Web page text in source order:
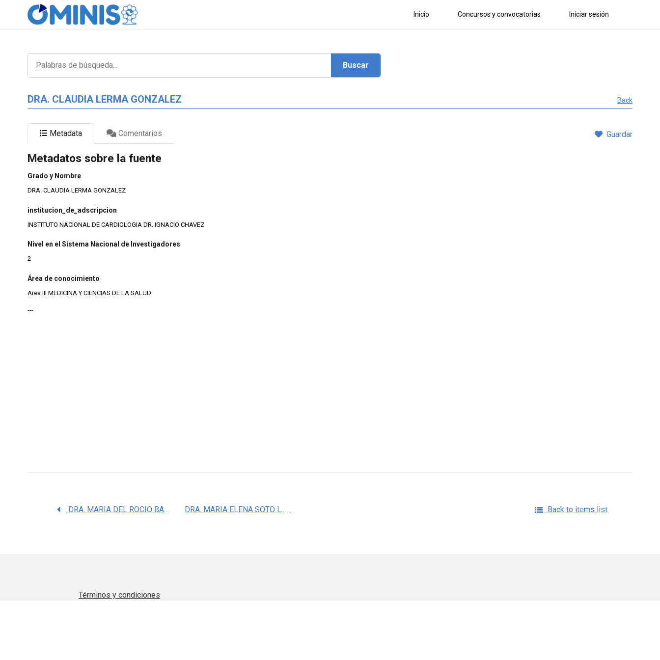
Inicio Concursos y convocatorias Iniciar sesión
DRA. CLAUDIA LERMA GONZALEZ Back
Metadata Comentarios Guardar
Metadatos sobre la fuente
Grado y Nombre
DRA. CLAUDIA LERMA GONZALEZ
institucion_de_adscripcion
INSTITUTO NACIONAL DE CARDIOLOGIA DR. IGNACIO CHAVEZ
Nivel en el Sistema Nacional de Investigadores
2
Área de conocimiento
Area III MEDICINA Y CIENCIAS DE LA SALUD
---
DRA. MARIA DEL ROCIO BAUTISTA PEREZ DRA. MARIA ELENA SOTO LOPEZ Back to items list
Términos y condiciones